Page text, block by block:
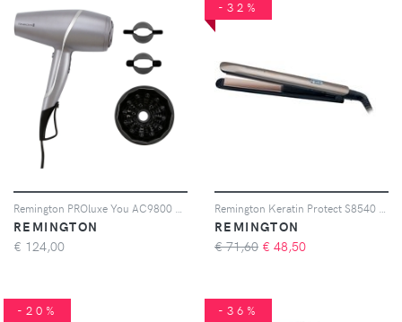
REMINGTON
€ 124,00
-32%
REMINGTON
€ 71,60 € 48,50
-20% -36%